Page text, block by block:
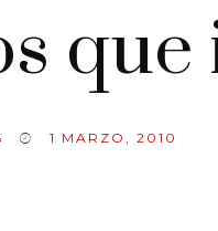
1 MARZO, 2010